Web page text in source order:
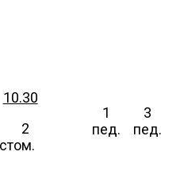
10.30
2
стом.
1
пед.
3
пед.